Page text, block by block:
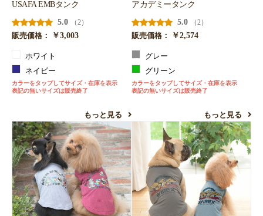
USAFA EMBタンク
5.0
（2）
販売価格：
￥3,003
ホワイト
ネイビー
カラーをタップしてサイズ・在庫を表示
表記の無いサイズは販売終了
もっと見る
アカデミータンク
5.0
（2）
販売価格：
￥2,574
グレー
グリーン
カラーをタップしてサイズ・在庫を表示
表記の無いサイズは販売終了
もっと見る